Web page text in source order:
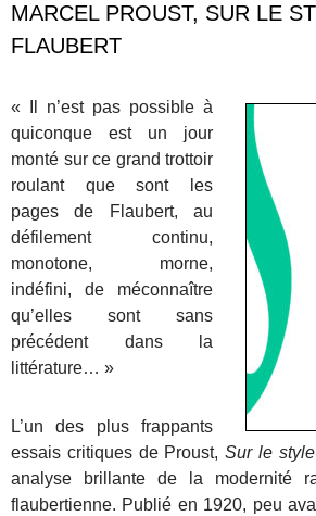
MARCEL PROUST, SUR LE
FLAUBERT
« Il n’est pas possible à
quiconque est un jour
monté sur ce grand trottoir
roulant que sont les
pages de Flaubert, au
défilement continu,
monotone, morne,
indéfini, de méconnaître
qu’elles sont sans
précédent dans la
littérature… »
L’un des plus frappants
essais critiques de Proust,Sur le
analyse brillante de la modernité
flaubertienne. Publié en 1920, peu